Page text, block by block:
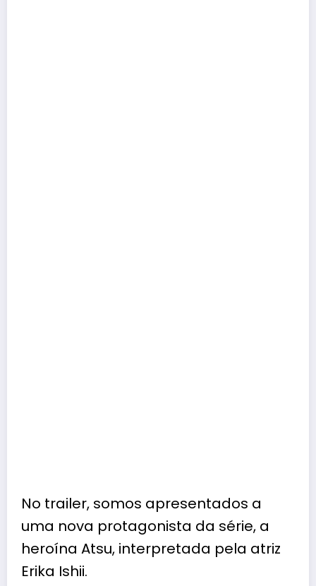
No trailer, somos apresentados a
uma nova protagonista da série, a
heroína Atsu, interpretada pela atriz
Erika Ishii.